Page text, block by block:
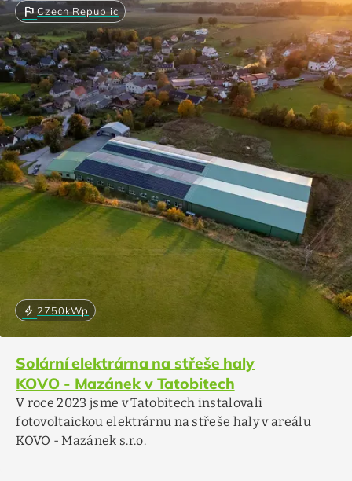
flagCzech Republic
bolt 2750kWp
Solární elektrárna na střeše haly
KOVO - Mazánek v Tatobitech
V roce 2023 jsme v Tatobitech instalovali
fotovoltaickou elektrárnu na střeše haly v areálu
KOVO - Mazánek s.r.o.